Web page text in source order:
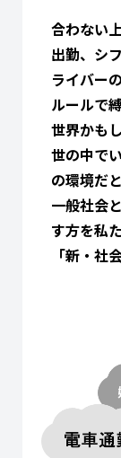
合わない
出勤、シ
ライバー
ルールで
世界かも
世の中で
の環境だ
一般社会
す方を私
「新・社